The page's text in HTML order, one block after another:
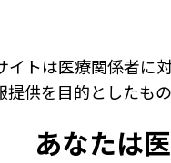
病院）
胞類～
ちら（外部リンク）
イトは医療関係者に
供を目的としたも
あなたは